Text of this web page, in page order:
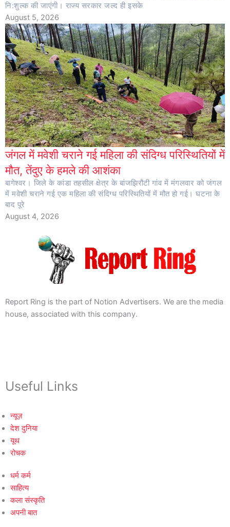
नि:शुल्क की जाएंगी। राज्य सरकार जल्द ही इसके
August 5, 2026
जंगल में मवेशी चराने गई महिला की संदिग्ध परिस्थितियों में
मौत, तेंदुए के हमले की आशंका
बागेश्वर। जिले के कांडा तहसील क्षेत्र के बांजझिरौटी गांव में मंगलवार को जंगल
में मवेशी चराने गई एक महिला की संदिग्ध परिस्थितियों में मौत हो गई। घटना के
बाद पूरे
August 4, 2026
Report Ring is the part of Notion Advertisers. We are the media
house, associated with this company.
Useful Links
न्यूज़
देश दुनिया
यूथ
रोचक
धर्म कर्म
साहित्य
कला संस्कृति
अपनी बात